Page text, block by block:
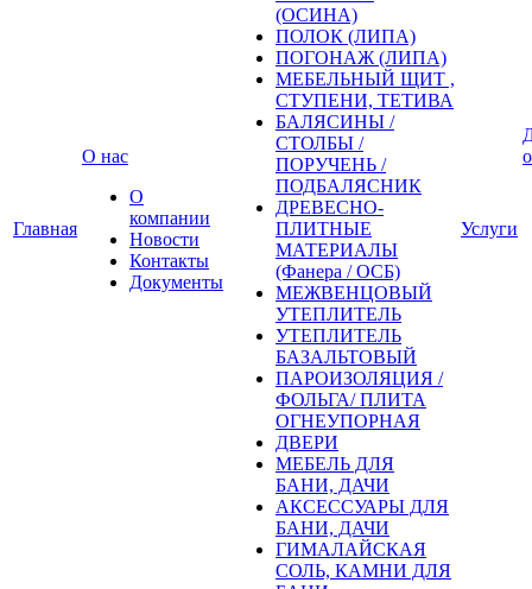
Главная
О нас
О
компании
Новости
Контакты
Документы
(ОСИНА)
ПОЛОК (ЛИПА)
ПОГОНАЖ (ЛИПА)
МЕБЕЛЬНЫЙ ЩИТ ,
СТУПЕНИ, ТЕТИВА
БАЛЯСИНЫ /
СТОЛБЫ /
ПОРУЧЕНЬ /
ПОДБАЛЯСНИК
ДРЕВЕСНО-
ПЛИТНЫЕ
МАТЕРИАЛЫ
(Фанера / ОСБ)
МЕЖВЕНЦОВЫЙ
УТЕПЛИТЕЛЬ
УТЕПЛИТЕЛЬ
БАЗАЛЬТОВЫЙ
ПАРОИЗОЛЯЦИЯ /
ФОЛЬГА/ ПЛИТА
ОГНЕУПОРНАЯ
ДВЕРИ
МЕБЕЛЬ ДЛЯ
БАНИ, ДАЧИ
АКСЕССУАРЫ ДЛЯ
БАНИ, ДАЧИ
ГИМАЛАЙСКАЯ
СОЛЬ, КАМНИ ДЛЯ
Услуги